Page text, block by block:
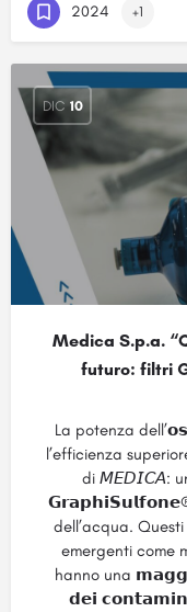
2024 +1
DIC 10
Medica S.p.a.
futuro: filtri
La potenza
l’efficienza
di 𝘔𝘌𝘋𝘐𝘊𝘈:
𝗚𝗿𝗮𝗽𝗵𝗶𝗦𝘂𝗹𝗳𝗼𝗻𝗲®
dell’acqua.
emergenti come
hanno una
𝗱𝗲𝗶